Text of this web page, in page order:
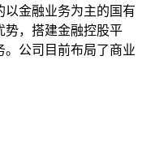
以金融业务为主的国有
势，搭建金融控股平
。公司目前布局了商业